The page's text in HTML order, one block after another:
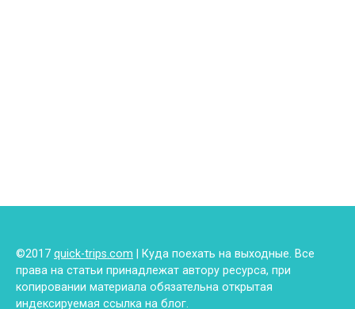
©2017 quick-trips.com | Куда поехать на выходные. Все
права на статьи принадлежат автору ресурса, при
копировании материала обязательна открытая
индексируемая ссылка на блог.